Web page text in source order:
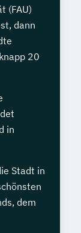
(FAU)
dann
20
in
Stadt in
dem